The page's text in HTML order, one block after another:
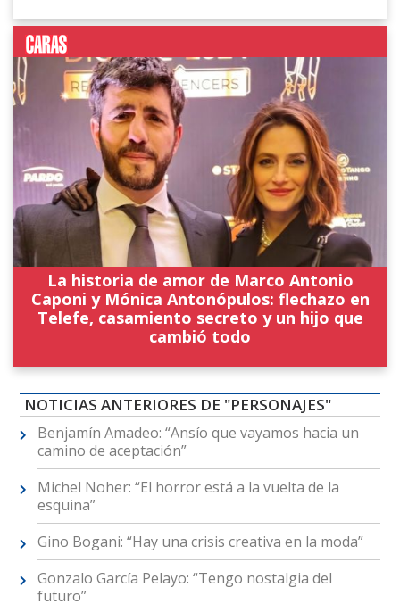
La historia de amor de Marco Antonio
Caponi y Mónica Antonópulos: flechazo en
Telefe, casamiento secreto y un hijo que
cambió todo
NOTICIAS ANTERIORES DE "PERSONAJES"
Benjamín Amadeo: “Ansío que vayamos hacia un
camino de aceptación”
Michel Noher: “El horror está a la vuelta de la
esquina”
Gino Bogani: “Hay una crisis creativa en la moda”
Gonzalo García Pelayo: “Tengo nostalgia del
futuro”